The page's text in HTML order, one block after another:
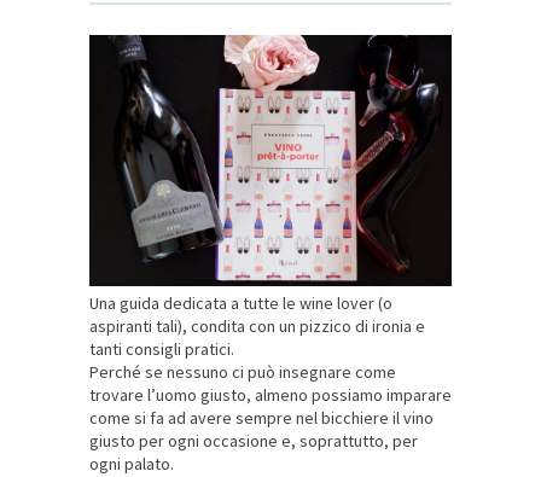
Una guida dedicata a tutte le wine lover (o
aspiranti tali), condita con un pizzico di ironia e
tanti consigli pratici.
Perché se nessuno ci può insegnare come
trovare l’uomo giusto, almeno possiamo imparare
come si fa ad avere sempre nel bicchiere il vino
giusto per ogni occasione e, soprattutto, per
ogni palato.